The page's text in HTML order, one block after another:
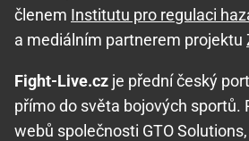
členem Institutu pro regulaci
a mediálním partnerem projektu
Fight-Live.cz je přední český
přímo do světa bojových sportů.
webů společnosti GTO